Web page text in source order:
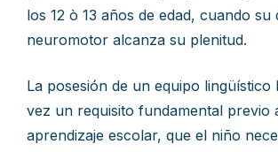
los 12 ò 13 años de edad, cuando su
neuromotor alcanza su plenitud.
La posesión de un equipo lingüístico
vez un requisito fundamental previo
aprendizaje escolar, que el niño